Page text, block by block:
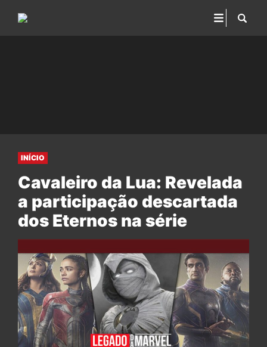
INÍCIO
Cavaleiro da Lua: Revelada
a participação descartada
dos Eternos na série